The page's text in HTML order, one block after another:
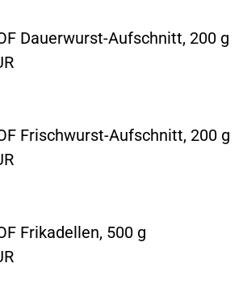
Dauerwurst-Aufschnitt, 200 g
Frischwurst-Aufschnitt, 200 g
Frikadellen, 500 g